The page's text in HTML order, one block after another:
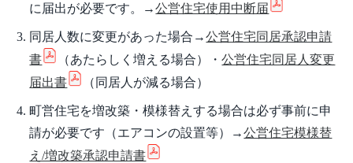
に届出が必要です。→公営住宅使用中断届
同居人数に変更があった場合→公営住宅同居承認申請
書
（あたらしく増える場合）・公営住宅同居人変更
届出書
（同居人が減る場合）
町営住宅を増改築・模様替えする場合は必ず事前に申
請が必要です（エアコンの設置等）→公営住宅模様替
え/増改築承認申請書